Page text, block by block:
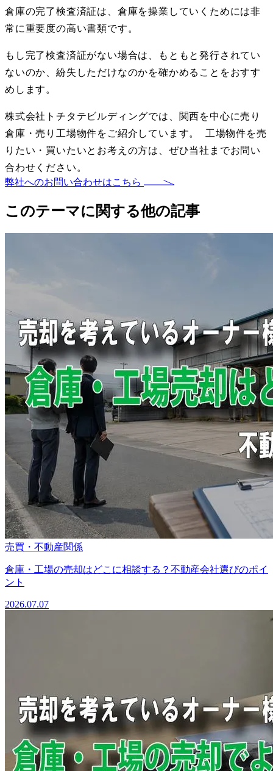
倉庫の完了検査済証は、倉庫を操業していくためには非
常に重要度の高い書類です。
もし完了検査済証がない場合は、もともと発行されてい
ないのか、紛失しただけなのかを確かめることをおすす
めします。
株式会社トチタテビルディングでは、関西を中心に売り
倉庫・売り工場物件をご紹介しています。 工場物件を売
りたい・買いたいとお考えの方は、ぜひ当社までお問い
合わせください。
弊社へのお問い合わせはこちら
このテーマに関する他の記事
売買・不動産関係
倉庫・工場の売却はどこに相談する？不動産会社選びのポイ
ント
2026.07.07